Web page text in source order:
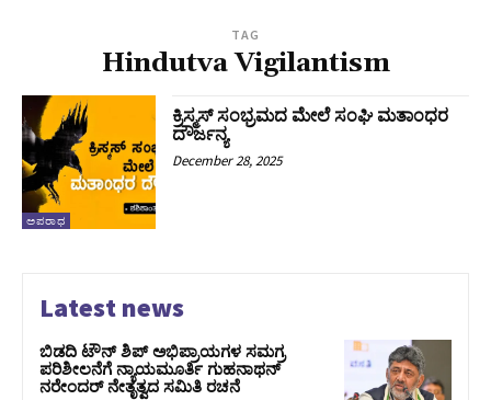
TAG
Hindutva Vigilantism
ಅಪರಾಧ
ಕ್ರಿಸ್ಮಸ್ ಸಂಭ್ರಮದ ಮೇಲೆ ಸಂಘಿ ಮತಾಂಧರ
ದೌರ್ಜನ್ಯ
December 28, 2025
Latest news
ಬಿಡದಿ ಟೌನ್ ಶಿಪ್ ಅಭಿಪ್ರಾಯಗಳ ಸಮಗ್ರ
ಪರಿಶೀಲನೆಗೆ ನ್ಯಾಯಮೂರ್ತಿ ಗುಹನಾಥನ್
ನರೇಂದರ್ ನೇತೃತ್ವದ ಸಮಿತಿ ರಚನೆ